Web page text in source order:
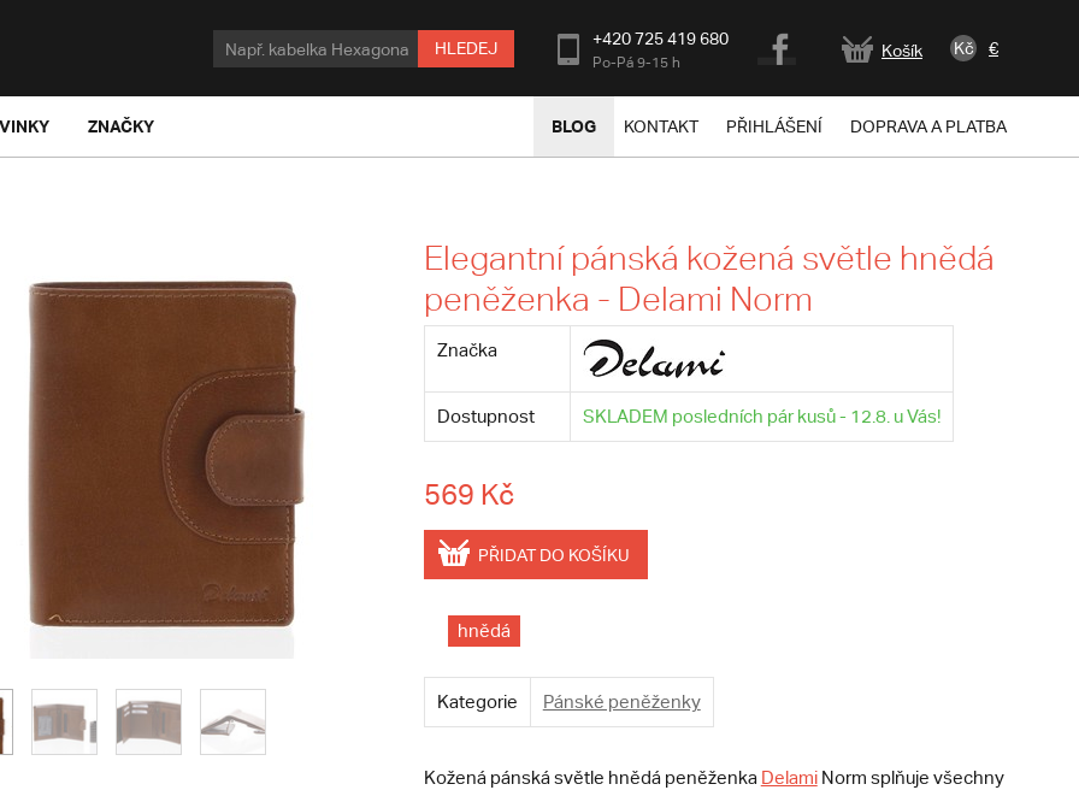
HLEDEJ +420 725 419 680
Po-Pá 9-15 h
Košík Kč €
ZNAČKY BLOG KONTAKT PŘIHLÁŠENÍ DOPRAVA A PLATBA
Elegantní pánská kožená světle hnědá
peněženka - Delami Norm
Značka
Dostupnost SKLADEM posledních pár kusů - 12.8. u Vás!
569 Kč
PŘIDAT DO KOŠÍKU
hnědá
Kategorie Pánské peněženky
Kožená pánská světle hnědá peněženka DelamiNorm splňuje všechny